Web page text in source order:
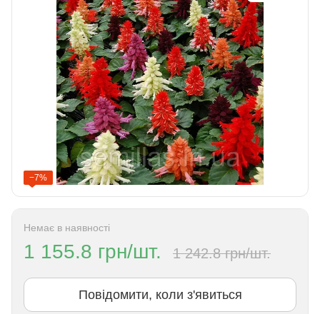
−7%
Немає в наявності
1 155.8 грн/шт. 1 242.8 грн/шт.
Повідомити, коли з'явиться